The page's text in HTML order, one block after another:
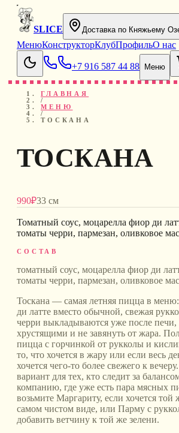
SLICE Доставка по Княжьему
МенюКонструкторКлубПрофильО нас
+7 916 587 44 88 Меню
ГЛАВНАЯ
/
МЕНЮ
/
ТОСКАНА
ТОСКАНА
990₽33 см
Томатный соус, моцарелла фиор ди
томаты черри, пармезан, оливковое
СОСТАВ
томатный соус, моцарелла фиор ди
томаты черри, пармезан, оливковое
Тоскана — самая летняя пицца в
ди латте вместо обычной, свежая
черри выкладываются уже после печи,
хрустящими и не завянуть от жара.
пицца с горчинкой от рукколы и
то, что хочется в жару или если весь
хочется чего-то более свежего к
вариант для тех, кто следит за
компанию, где уже есть пара мясных
возьмите Маргариту, если хочется той
самом чистом виде, или Парму с
добавить ветчину к той же зелени.